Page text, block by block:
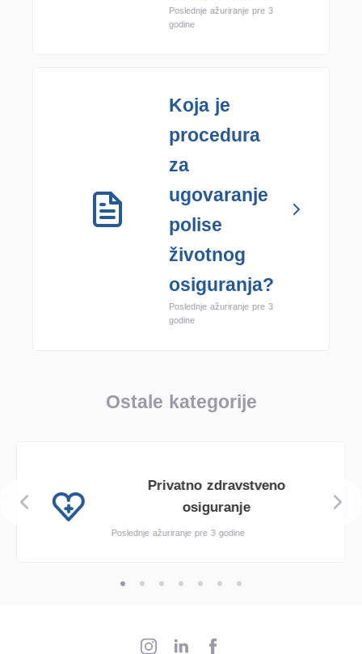
Poslednje ažuriranje pre 3
godine
Koja je
procedura
za
ugovaranje
polise
životnog
osiguranja?
Poslednje ažuriranje pre 3
godine
Ostale kategorije
Privatno zdravstveno
osiguranje
Poslednje ažuriranje pre 3 godine